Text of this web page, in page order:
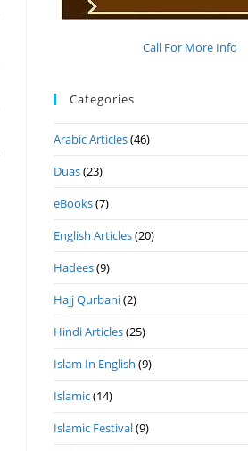
Call For More Info
Categories
Arabic Articles(46)
Duas(23)
eBooks(7)
English Articles(20)
Hadees(9)
Hajj Qurbani(2)
Hindi Articles(25)
Islam In English (9)
Islamic(14)
Islamic Festival(9)